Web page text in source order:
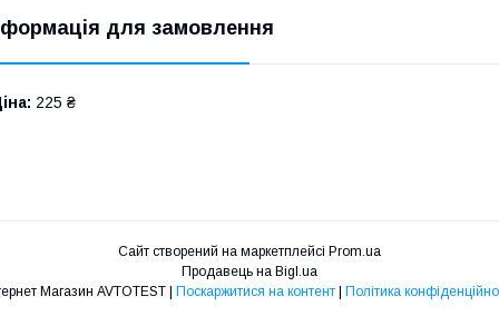
для замовлення
225 ₴
Сайт створений на маркетплейсі Prom.ua
Продавець на Bigl.ua
Поскаржитися на контент Політика